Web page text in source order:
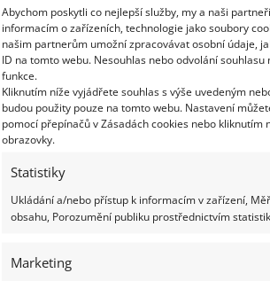
Abychom poskytli co nejlepší služby, my a naši
informacím o zařízeních, technologie jako soubory
našim partnerům umožní zpracovávat osobní údaje,
ID na tomto webu. Nesouhlas nebo odvolání
funkce.
Kliknutím níže vyjádřete souhlas s výše uvedeným
budou použity pouze na tomto webu. Nastavení
pomocí přepínačů v Zásadách cookies nebo kliknutím
obrazovky.
Statistiky
Ukládání a/nebo přístup k informacím v zařízení,
obsahu, Porozumění publiku prostřednictvím
Marketing